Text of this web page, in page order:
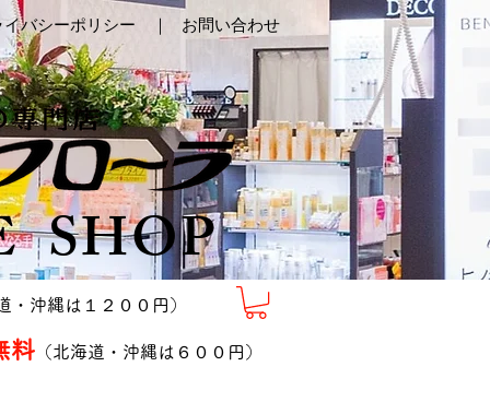
イバシーポリシー ｜ お問い合わせ
SHOP
・沖縄は１２００円）
料 （北海道・沖縄は６００円）